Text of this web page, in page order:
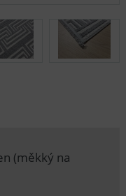
(měkký na